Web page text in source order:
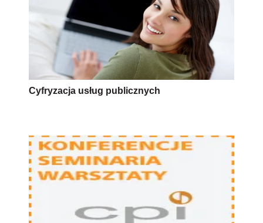
Cyfryzacja usług publicznych